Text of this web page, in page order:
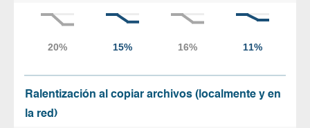
Ralentización al copiar archivos (localmente y en
la red)